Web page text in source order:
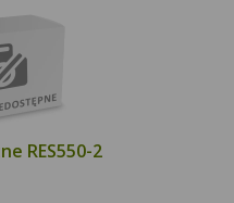
RES550-2